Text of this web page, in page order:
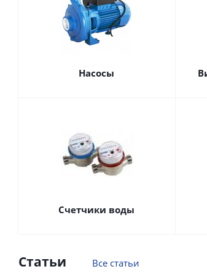
Насосы
Счетчики воды
Статьи Все статьи